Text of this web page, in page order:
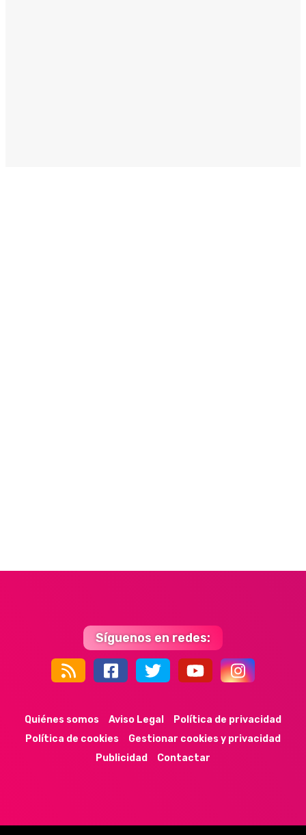
Síguenos en redes:
Quiénes somos Aviso Legal
Política de privacidad
Política de cookies
Gestionar cookies y privacidad
Publicidad
Contactar